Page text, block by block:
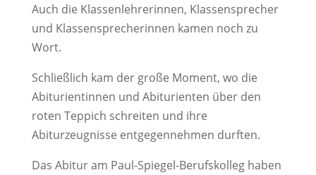
Auch die Klassenlehrerinnen, Klassensprecher
und Klassensprecherinnen kamen noch zu
Wort.
Schließlich kam der große Moment, wo die
Abiturientinnen und Abiturienten über den
roten Teppich schreiten und ihre
Abiturzeugnisse entgegennehmen durften.
Das Abitur am Paul-Spiegel-Berufskolleg haben